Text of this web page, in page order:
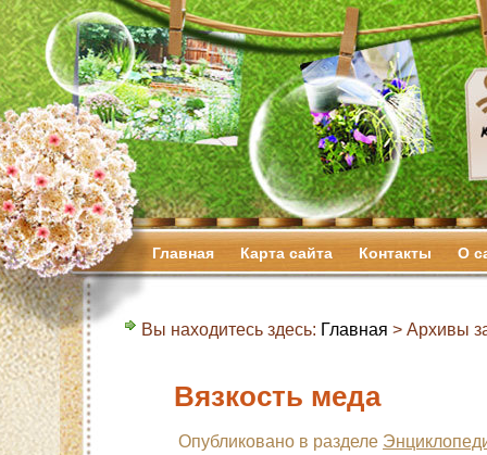
Главная Карта сайта Контакты О
Вы находитесь здесь: Главная > Архивы
Вязкость меда
Опубликовано в разделе